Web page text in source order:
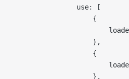
                use: [
                    {
                    },
                    {
                    },